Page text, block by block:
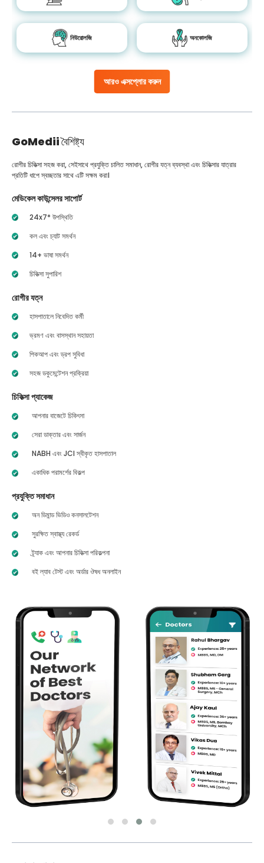
আরও এক্সপ্লোর করুন
নিউরোলজি অনকোলজি
GoMediiবৈশিষ্ট্য
রোগীর চিকিত্সা সহজ করা, সেইসাথে প্রযুক্তি চালিত সমাধান, রোগীর যত্ন ব্যবস্থা এবং চিকিত্সার যাত্রার
প্রতিটি ধাপে স্বচ্ছতার সাথে এটি সক্ষম করা।
মেডিকেল কাউন্সেলর সাপোর্ট
24x7* উপস্থিতি
কল এবং চ্যাট সমর্থন
14+ ভাষা সমর্থন
চিকিত্সা সুপারিশ
রোগীর যত্ন
হাসপাতালে নিবেদিত কর্মী
ভ্রমণ এবং বাসস্থান সহায়তা
পিকআপ এবং ড্রপ সুবিধা
সহজ ডকুমেন্টেশন প্রক্রিয়া
চিকিত্সা প্যাকেজ
আপনার বাজেটে চিকিৎসা
সেরা ডাক্তার এবং সার্জন
NABH এবং JCI স্বীকৃত হাসপাতাল
একাধিক পরামর্শের বিকল্প
প্রযুক্তি সমাধান
অন ডিমান্ড ভিডিও কনসালটেশন
সুরক্ষিত স্বাস্থ্য রেকর্ড
ট্র্যাক এবং আপনার চিকিত্সা পরিকল্পনা
বই ল্যাব টেস্ট এবং অর্ডার ঔষধ অনলাইন